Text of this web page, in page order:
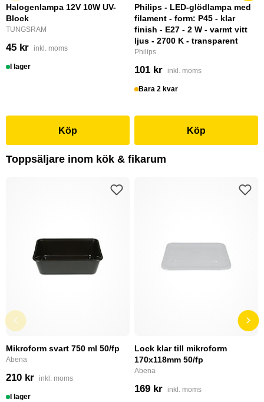
Halogenlampa 12V 10W UV-
Block
TUNGSRAM
45 kr inkl. moms
I lager
Köp
Philips - LED-glödlampa med
filament - form: P45 - klar
finish - E27 - 2 W - varmt vitt
ljus - 2700 K - transparent
Philips
101 kr inkl. moms
Bara 2 kvar
Köp
Toppsäljare inom kök & fikarum
Mikroform svart 750 ml 50/fp
Abena
210 kr inkl. moms
I lager
Lock klar till mikroform
170x118mm 50/fp
Abena
169 kr inkl. moms